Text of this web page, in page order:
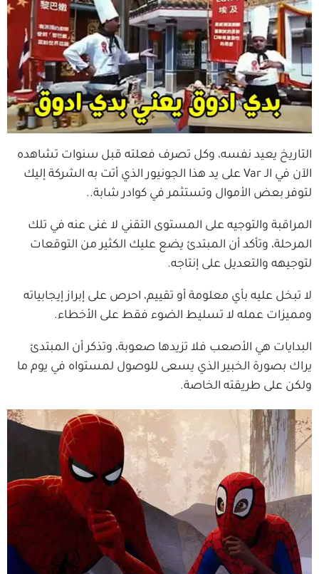
التاريخ يعيد نفسه، وكل تصرف فعلته قبل سنوات تشاهده
الآن في الـ Var على يد هذا الجونيور الذي أتت به الشركة إليك
لتوفر بعض الأموال وتستثمر في كوادر شابة..
المراقبة والتوجيه على المستوى التقني لا غنى عنه في تلك
المرحلة، وتأكد أن المبتدئ يضع عليك الكثير من التوقعات
لتوجيهه والتعديل على إنتاجه.
لا تبخل عليه بأي معلومة أو تقييم، احرص على إبراز إيجابياته
ومميزات عمله لا تسليط الضوء فقط على الأخطاء.
البدايات هي الأصعب فلا تزيدها صعوبة، وتذكر أن المبتدئ
يراك بصورة الخبير الذي يسعى للوصول لمستواه في يوم ما
ولكن على طريقته الخاصة.